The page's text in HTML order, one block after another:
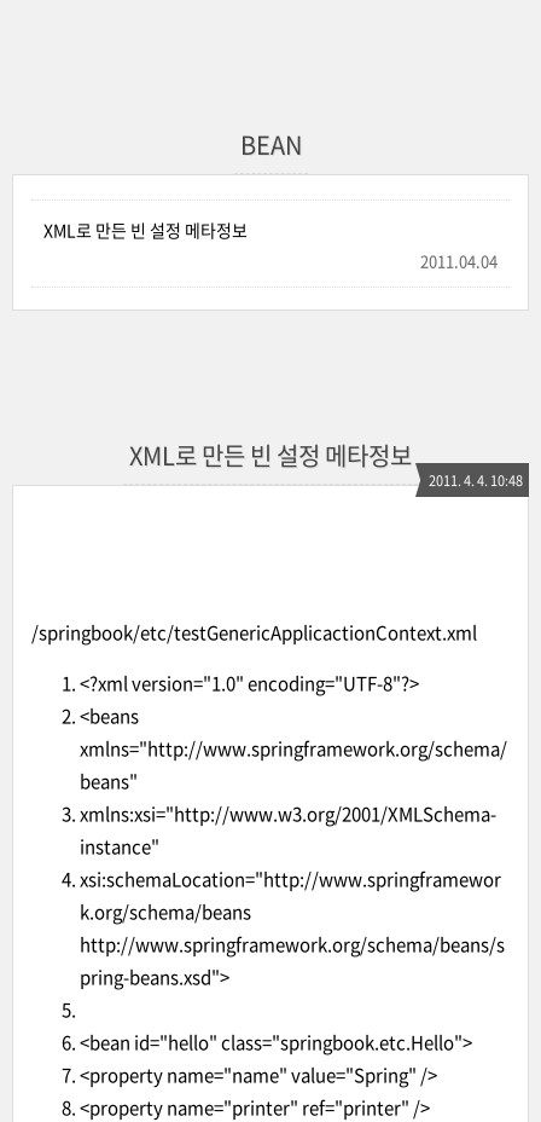
BEAN
XML로 만든 빈 설정 메타정보
2011.04.04
XML로 만든 빈 설정 메타정보
2011. 4. 4. 10:48
/springbook/etc/testGenericApplicactionContext.xml
<?xml version="1.0" encoding="UTF-8"?>
<beans
xmlns="http://www.springframework.org/schema/
beans"
xmlns:xsi="http://www.w3.org/2001/XMLSchema-
instance"
xsi:schemaLocation="http://www.springframewor
k.org/schema/beans
http://www.springframework.org/schema/beans/s
pring-beans.xsd">
<bean id="hello" class="springbook.etc.Hello">
<property name="name" value="Spring" />
<property name="printer" ref="printer" />